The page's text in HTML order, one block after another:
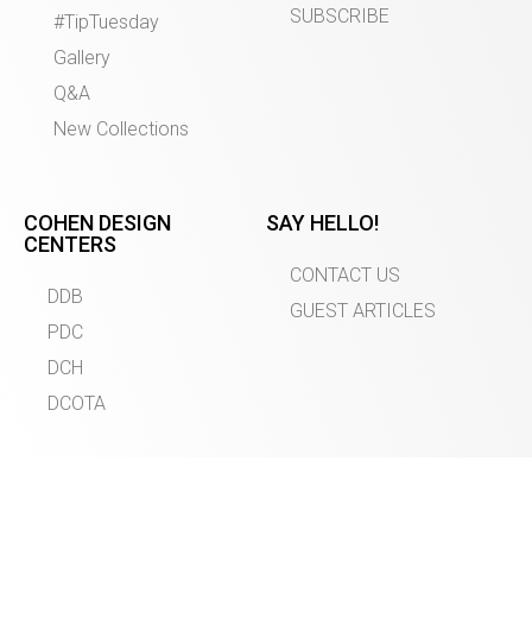
#TipTuesday
Gallery
Q&A
New Collections
SUBSCRIBE
COHEN DESIGN
CENTERS
DDB
PDC
DCH
DCOTA
SAY HELLO!
CONTACT US
GUEST ARTICLES